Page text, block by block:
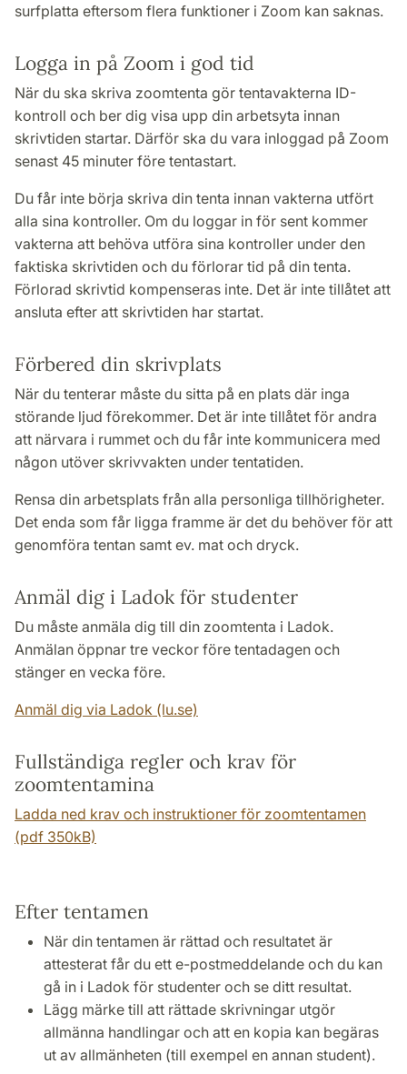
surfplatta eftersom flera funktioner i Zoom kan saknas.
Logga in på Zoom i god tid
När du ska skriva zoomtenta gör tentavakterna ID-
kontroll och ber dig visa upp din arbetsyta innan
skrivtiden startar. Därför ska du vara inloggad på Zoom
senast 45 minuter före tentastart.
Du får inte börja skriva din tenta innan vakterna utfört
alla sina kontroller. Om du loggar in för sent kommer
vakterna att behöva utföra sina kontroller under den
faktiska skrivtiden och du förlorar tid på din tenta.
Förlorad skrivtid kompenseras inte. Det är inte tillåtet att
ansluta efter att skrivtiden har startat.
Förbered din skrivplats
När du tenterar måste du sitta på en plats där inga
störande ljud förekommer. Det är inte tillåtet för andra
att närvara i rummet och du får inte kommunicera med
någon utöver skrivvakten under tentatiden.
Rensa din arbetsplats från alla personliga tillhörigheter.
Det enda som får ligga framme är det du behöver för att
genomföra tentan samt ev. mat och dryck.
Anmäl dig i Ladok för studenter
Du måste anmäla dig till din zoomtenta i Ladok.
Anmälan öppnar tre veckor före tentadagen och
stänger en vecka före.
Anmäl dig via Ladok (lu.se)
Fullständiga regler och krav för
zoomtentamina
Ladda ned krav och instruktioner för zoomtentamen
(pdf 350kB)
Efter tentamen
När din tentamen är rättad och resultatet är
attesterat får du ett e-postmeddelande och du kan
gå in i Ladok för studenter och se ditt resultat.
Lägg märke till att rättade skrivningar utgör
allmänna handlingar och att en kopia kan begäras
ut av allmänheten (till exempel en annan student).